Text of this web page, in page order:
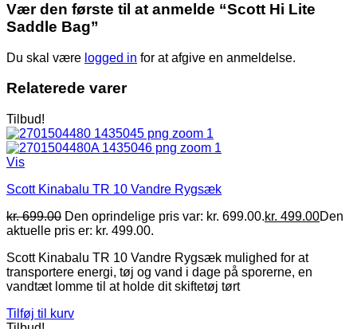
Vær den første til at anmelde “Scott Hi Lite
Saddle Bag”
Du skal være logged in for at afgive en anmeldelse.
Relaterede varer
Tilbud!
Vis
Scott Kinabalu TR 10 Vandre Rygsæk
kr.699.00 Den oprindelige pris var: kr. 699.00.kr. 499.00Den
aktuelle pris er: kr. 499.00.
Scott Kinabalu TR 10 Vandre Rygsæk mulighed for at
transportere energi, tøj og vand i dage på sporerne, en
vandtæt lomme til at holde dit skiftetøj tørt
Tilføj til kurv